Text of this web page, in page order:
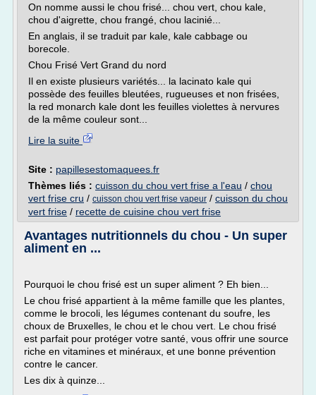
On nomme aussi le chou frisé... chou vert, chou kale,
chou d'aigrette, chou frangé, chou lacinié...
En anglais, il se traduit par kale, kale cabbage ou
borecole.
Chou Frisé Vert Grand du nord
Il en existe plusieurs variétés... la lacinato kale qui
possède des feuilles bleutées, rugueuses et non frisées,
la red monarch kale dont les feuilles violettes à nervures
de la même couleur sont...
Lire la suite
Site : papillesestomaquees.fr
Thèmes liés : cuisson du chou vert frise a l'eau / chou
vert frise cru / cuisson chou vert frise vapeur / cuisson du chou
vert frise / recette de cuisine chou vert frise
Avantages nutritionnels du chou - Un super
aliment en ...
Pourquoi le chou frisé est un super aliment ? Eh bien...
Le chou frisé appartient à la même famille que les plantes,
comme le brocoli, les légumes contenant du soufre, les
choux de Bruxelles, le chou et le chou vert. Le chou frisé
est parfait pour protéger votre santé, vous offrir une source
riche en vitamines et minéraux, et une bonne prévention
contre le cancer.
Les dix à quinze...